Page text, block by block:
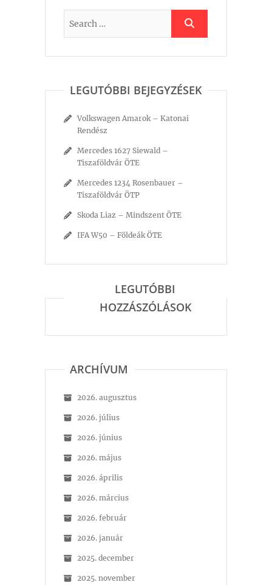
LEGUTÓBBI BEJEGYZÉSEK
Volkswagen Amarok – Katonai
Rendész
Mercedes 1627 Siewald –
Tiszaföldvár ÖTE
Mercedes 1234 Rosenbauer –
Tiszaföldvár ÖTP
Skoda Liaz – Mindszent ÖTE
IFA W50 – Földeák ÖTE
LEGUTÓBBI
HOZZÁSZÓLÁSOK
ARCHÍVUM
2026. augusztus
2026. július
2026. június
2026. május
2026. április
2026. március
2026. február
2026. január
2025. december
2025. november